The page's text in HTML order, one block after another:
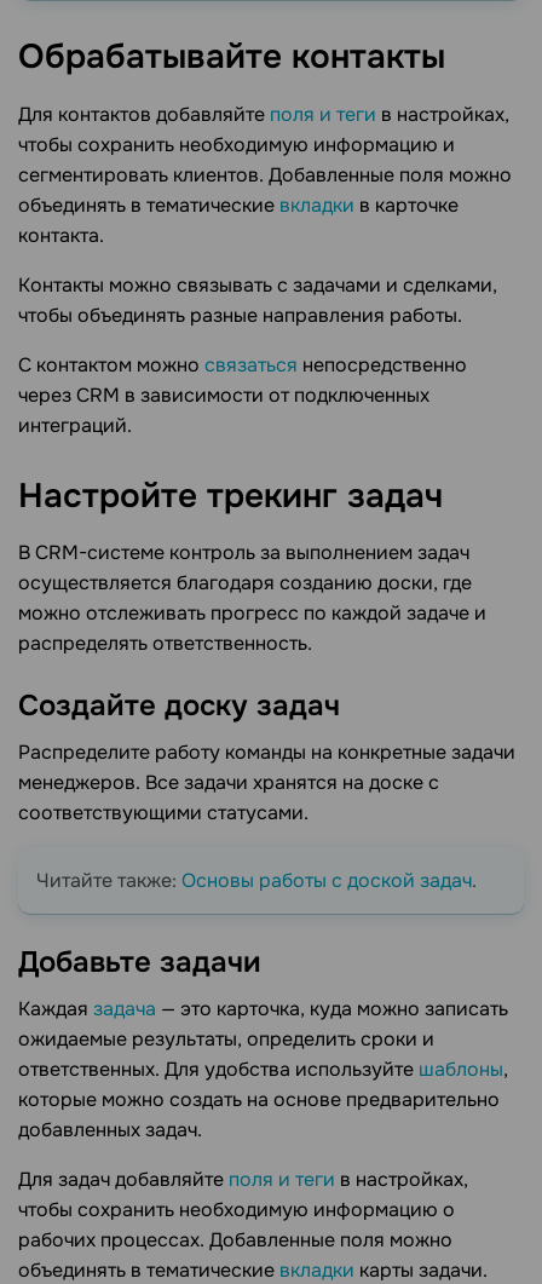
Обрабатывайте контакты
Для контактов добавляйте поля и теги в настройках,
чтобы сохранить необходимую информацию и
сегментировать клиентов. Добавленные поля можно
объединять в тематические вкладки в карточке
контакта.
Контакты можно связывать с задачами и сделками,
чтобы объединять разные направления работы.
С контактом можно связаться непосредственно
через CRM в зависимости от подключенных
интеграций.
Настройте трекинг задач
В CRM-системе контроль за выполнением задач
осуществляется благодаря созданию доски, где
можно отслеживать прогресс по каждой задаче и
распределять ответственность.
Создайте доску задач
Распределите работу команды на конкретные задачи
менеджеров. Все задачи хранятся на доске с
соответствующими статусами.
Читайте также: Основы работы с доской задач.
Добавьте задачи
Каждая задача — это карточка, куда можно записать
ожидаемые результаты, определить сроки и
ответственных. Для удобства используйте шаблоны,
которые можно создать на основе предварительно
добавленных задач.
Для задач добавляйте поля и теги в настройках,
чтобы сохранить необходимую информацию о
рабочих процессах. Добавленные поля можно
объединять в тематические вкладки карты задачи.